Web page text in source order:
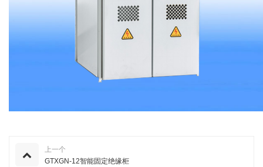
上一个
GTXGN-12智能固定绝缘柜